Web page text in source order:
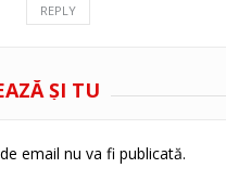
REPLY
ŞI TU
email nu va fi publicată.